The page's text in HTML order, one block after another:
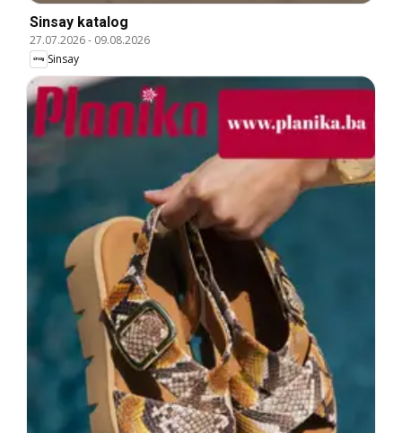
Sinsay katalog
27.07.2026- 09.08.2026
Sinsay